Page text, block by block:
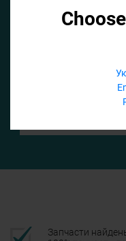
Запчасти